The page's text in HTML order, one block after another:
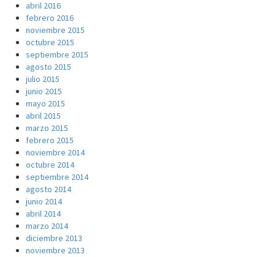
abril 2016
febrero 2016
noviembre 2015
octubre 2015
septiembre 2015
agosto 2015
julio 2015
junio 2015
mayo 2015
abril 2015
marzo 2015
febrero 2015
noviembre 2014
octubre 2014
septiembre 2014
agosto 2014
junio 2014
abril 2014
marzo 2014
diciembre 2013
noviembre 2013